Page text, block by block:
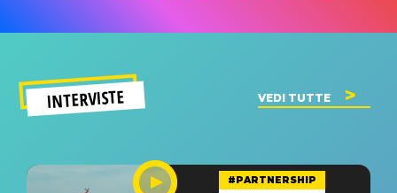
INTERVISTE VEDI TUTTE
#PARTNERSHIP